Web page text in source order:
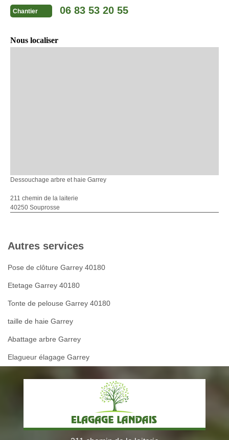
Chantier 06 83 53 20 55
Nous localiser
Dessouchage arbre et haie Garrey
211 chemin de la laiterie
40250 Souprosse
Autres services
Pose de clôture Garrey 40180
Etetage Garrey 40180
Tonte de pelouse Garrey 40180
taille de haie Garrey
Abattage arbre Garrey
Elagueur élagage Garrey